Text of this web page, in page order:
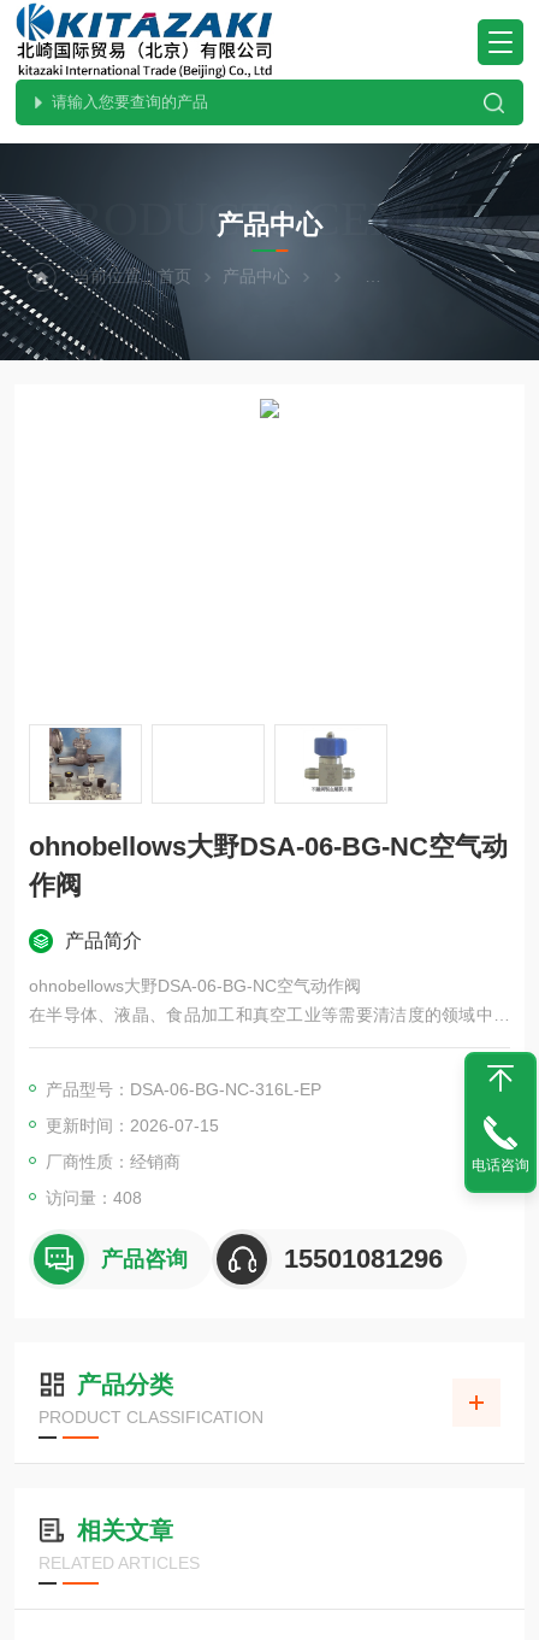
PRODUCTS CENTER
产品中心
当前位置：首页 产品中心 ohnobellows大野贝洛
ohnobellows大野DSA-06-BG-NC空气动
作阀
产品简介
ohnobellows大野DSA-06-BG-NC空气动作阀
在半导体、液晶、食品加工和真空工业等需要清洁度的领域中，
内部不会混入杂质。
产品型号：DSA-06-BG-NC-316L-EP
更新时间：2026-07-15
厂商性质：经销商
访问量：408
产品咨询 15501081296
产品分类
PRODUCT CLASSIFICATION
相关文章
RELATED ARTICLES
电话咨询